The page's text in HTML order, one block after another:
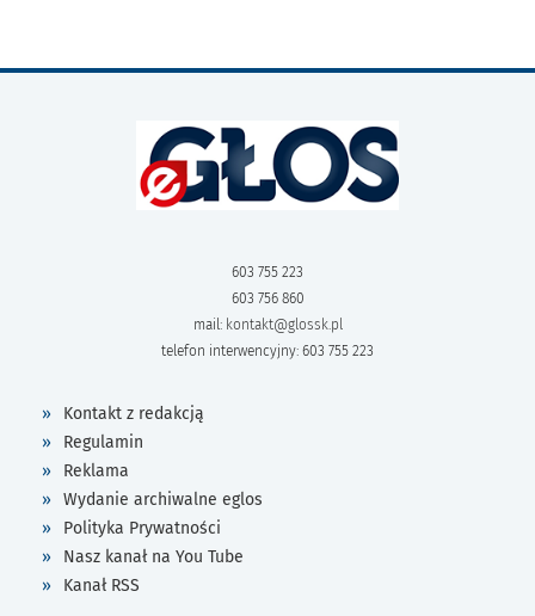
603 755 223
603 756 860
mail: kontakt@glossk.pl
telefon interwencyjny: 603 755 223
Kontakt z redakcją
Regulamin
Reklama
Wydanie archiwalne eglos
Polityka Prywatności
Nasz kanał na You Tube
Kanał RSS